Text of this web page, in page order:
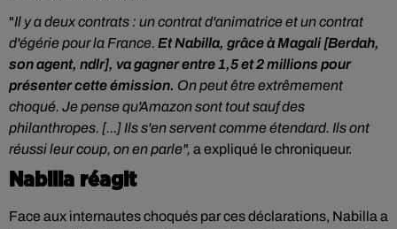
"Il y a deux contrats : un contrat d'animatrice et un contrat
d'égérie pour la France. Et Nabilla, grâce à Magali [Berdah,
son agent, ndlr], va gagner entre 1,5 et 2 millions pour
présenter cette émission. On peut être extrêmement
choqué. Je pense qu'Amazon sont tout sauf des
philanthropes. [...] Ils s'en servent comme étendard. Ils ont
réussi leur coup, on en parle", a expliqué le chroniqueur.
Nabilla réagit
Face aux internautes choqués par ces déclarations, Nabilla a